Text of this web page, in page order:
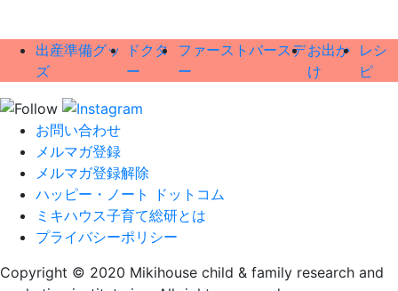
出産準備グッ
ズ
ドクタ
ー
ファーストバースデ
ー
お出か
け
レシ
ピ
お問い合わせ
メルマガ登録
メルマガ登録解除
ハッピー・ノート ドットコム
ミキハウス子育て総研とは
プライバシーポリシー
Copyright © 2020 Mikihouse child & family research and